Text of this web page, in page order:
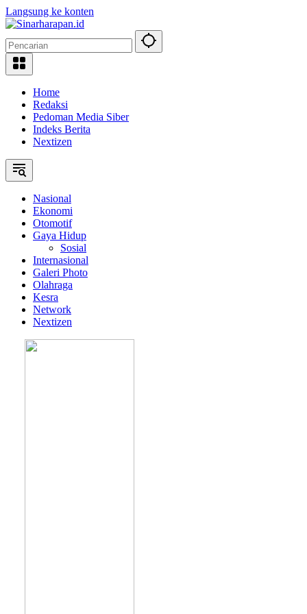
Langsung ke konten
Home
Redaksi
Pedoman Media Siber
Indeks Berita
Nextizen
Nasional
Ekonomi
Otomotif
Gaya Hidup
Sosial
Internasional
Galeri Photo
Olahraga
Kesra
Network
Nextizen